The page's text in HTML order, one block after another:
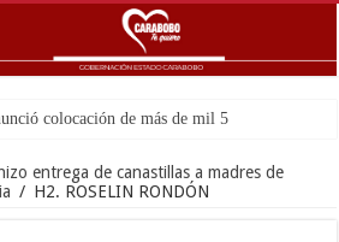
entrega de canastillas a madres de
/ H2. ROSELIN RONDÓN